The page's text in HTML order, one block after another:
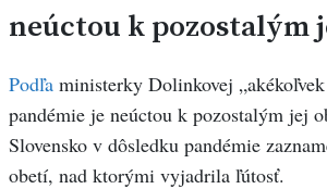
neúctou k pozostalým
Podľa ministerky Dolinkovej
pandémie je neúctou k pozostalým jej
Slovensko v dôsledku pandémie
obetí, nad ktorými vyjadrila ľútosť.